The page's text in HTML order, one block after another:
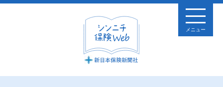
メニュー